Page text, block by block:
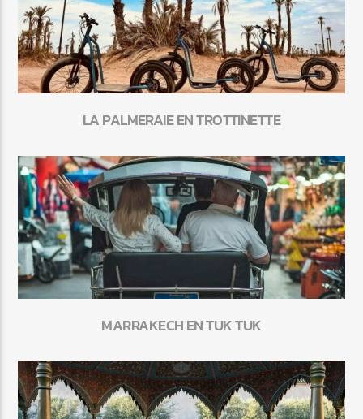
LA PALMERAIE EN TROTTINETTE
MARRAKECH EN TUK TUK